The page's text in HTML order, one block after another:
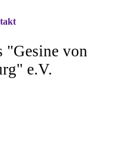
"Gesine von
e.V.